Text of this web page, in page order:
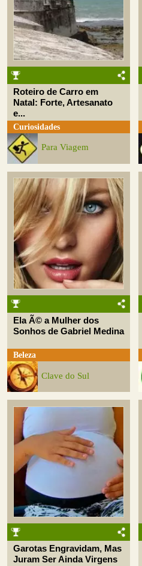
Roteiro de Carro em
Natal: Forte, Artesanato
e...
Curiosidades
Para Viagem
Ela Ã© a Mulher dos
Sonhos de Gabriel Medina
Beleza
Clave do Sul
Garotas Engravidam, Mas
Juram Ser Ainda Virgens